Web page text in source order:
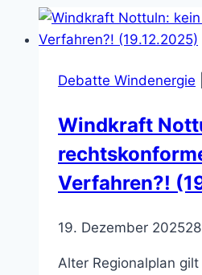
Debatte Windenergie
Windkraft
Verfahren?!
19. Dezember 2025
Alter Regionalplan